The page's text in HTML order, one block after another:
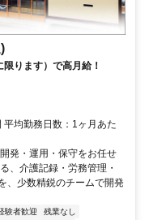
ります）で高月給！
均勤務日数：1ヶ月あた
発・運用・保守をお任せ
、介護記録・労務管理・
、少数精鋭のチームで開発
験者歓迎
残業なし